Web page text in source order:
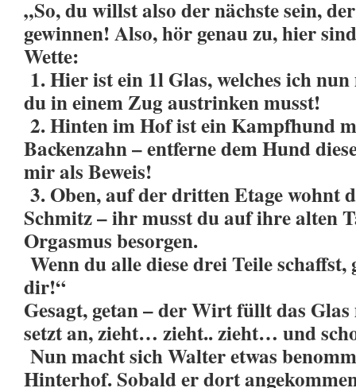
„So, du willst also der nächste sein,
gewinnen! Also, hör genau zu, hier
Wette:
1. Hier ist ein 1l Glas, welches ich
du in einem Zug austrinkenmusst!
2. Hinten im Hof ist ein Kampfhund
Backenzahn – entferne dem Hund
mir als Beweis!
3. Oben, auf der dritten Etage wohnt
Schmitz – ihr musst du auf ihre alten
Orgasmus besorgen.
Wenn du alle diese drei Teile
dir!“
Gesagt, getan – der Wirt füllt das
setzt an, zieht… zieht.. zieht… und
Nun macht sich Walter etwas
Hinterhof. Sobald er dort